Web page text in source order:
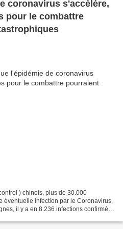
coronavirus s'accélère,
pour le combattre
) chinois, plus de 30.000
éventuelle infection par le Coronavirus.
il y a en 8.236 infections confirmées